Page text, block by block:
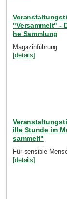
"Versammelt" -
he Sammlung
Magazinführung
[details]
ille Stunde im
sammelt"
Für sensible
[details]